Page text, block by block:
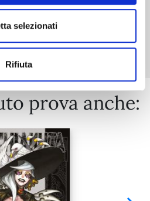
selezionati
Rifiuta
tutto
prova anche: